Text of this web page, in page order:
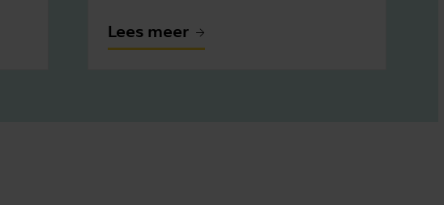
Lees meer